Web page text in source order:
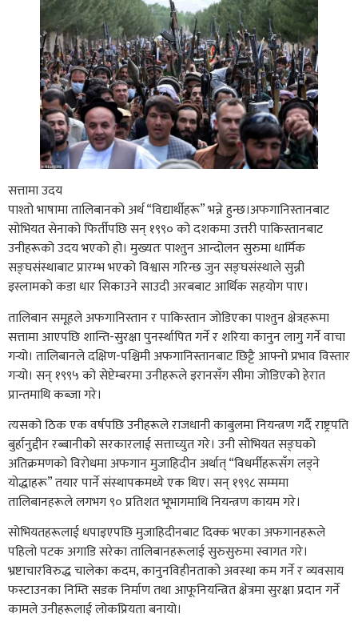
सत्तामा उदय
पाश्तो भाषामा तालिबानको अर्थ “विद्यार्थीहरू” भन्ने हुन्छ।अफगानिस्तानबाट
सोभियत सेनाको फिर्तीपछि सन् १९९० को दशकमा उत्तरी पाकिस्तानबाट
उनीहरूको उदय भएको हो। मुख्यतः पाश्तुन आन्दोलन सुरुमा धार्मिक
सङ्घसंस्थाबाट प्रारम्भ भएको विश्वास गरिन्छ जुन सङ्घसंस्थाले सुन्नी
इस्लामको कडा धार सिकाउने साउदी अरबबाट आर्थिक सहयोग पाए।
तालिबान समूहले अफगानिस्तान र पाकिस्तान जोडिएका पाश्तुन क्षेत्रहरूमा
सत्तामा आएपछि शान्ति-सुरक्षा पुनर्स्थापित गर्ने र शरिया कानुन लागु गर्ने वाचा
गर्‍यो। तालिबानले दक्षिण-पश्चिमी अफगानिस्तानबाट छिट्टै आफ्नो प्रभाव विस्तार
गर्‍यो। सन् १९९५ को सेप्टेम्बरमा उनीहरूले इरानसँग सीमा जोडिएको हेरात
प्रान्तमाथि कब्जा गरे।
त्यसको ठिक एक वर्षपछि उनीहरूले राजधानी काबुलमा नियन्त्रण गर्दै राष्ट्रपति
बुर्हानुद्दीन रब्बानीको सरकारलाई सत्ताच्युत गरे। उनी सोभियत सङ्घको
अतिक्रमणको विरोधमा अफगान मुजाहिदीन अर्थात्‌ “विधर्मीहरूसँग लड्ने
योद्धाहरू” तयार पार्ने संस्थापकमध्ये एक थिए। सन् १९९८ सम्ममा
तालिबानहरूले लगभग ९० प्रतिशत भूभागमाथि नियन्त्रण कायम गरे।
सोभियतहरूलाई धपाइएपछि मुजाहिदीनबाट दिक्क भएका अफगानहरूले
पहिलो पटक अगाडि सरेका तालिबानहरूलाई सुरुसुरुमा स्वागत गरे।
भ्रष्टाचारविरुद्ध चालेका कदम, कानुनविहीनताको अवस्था कम गर्ने र व्यवसाय
फस्टाउनका निम्ति सडक निर्माण तथा आफूनियन्त्रित क्षेत्रमा सुरक्षा प्रदान गर्ने
कामले उनीहरूलाई लोकप्रियता बनायो।